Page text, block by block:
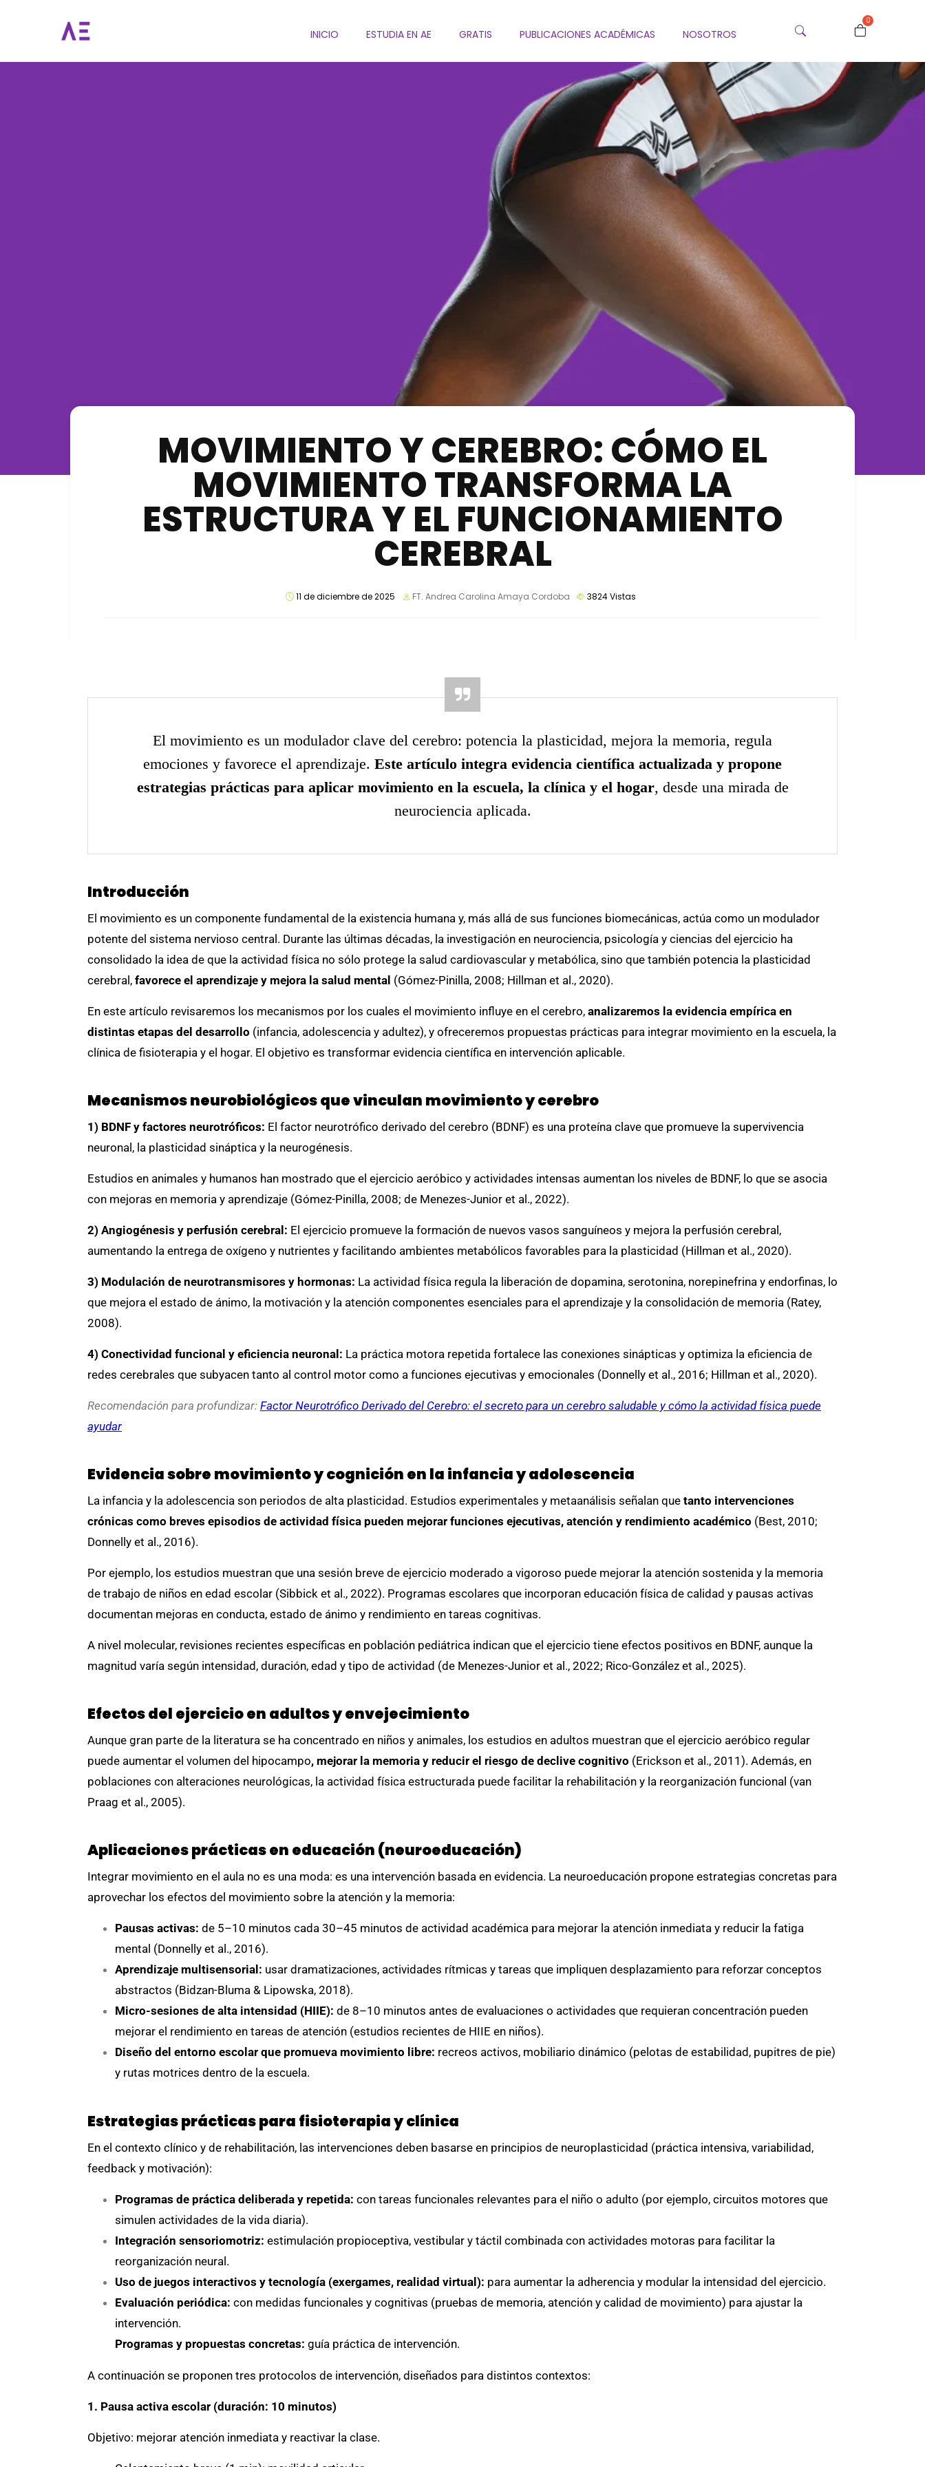
INICIO ESTUDIA EN AE GRATIS PUBLICACIONES ACADÉMICAS NOSOTROS
0
MOVIMIENTO Y CEREBRO: CÓMO EL
MOVIMIENTO TRANSFORMA LA
ESTRUCTURA Y EL FUNCIONAMIENTO
CEREBRAL
11 de diciembre de 2025 FT. Andrea Carolina Amaya Cordoba 3824Vistas
El movimiento es un modulador clave del cerebro: potencia la plasticidad, mejora la memoria, regula
emociones y favorece el aprendizaje. Este artículo integra evidencia científica actualizada y propone
estrategias prácticas para aplicar movimiento en la escuela, la clínica y el hogar, desde una mirada de
neurociencia aplicada.
Introducción
El movimiento es un componente fundamental de la existencia humana y, más allá de sus funciones biomecánicas, actúa como un modulador
potente del sistema nervioso central. Durante las últimas décadas, la investigación en neurociencia, psicología y ciencias del ejercicio ha
consolidado la idea de que la actividad física no sólo protege la salud cardiovascular y metabólica, sino que también potencia la plasticidad
cerebral, favorece el aprendizaje y mejora la salud mental (Gómez-Pinilla, 2008; Hillman et al., 2020).
En este artículo revisaremos los mecanismos por los cuales el movimiento influye en el cerebro, analizaremos la evidencia empírica en
distintas etapas del desarrollo (infancia, adolescencia y adultez), y ofreceremos propuestas prácticas para integrar movimiento en la escuela, la
clínica de fisioterapia y el hogar. El objetivo es transformar evidencia científica en intervención aplicable.
Mecanismos neurobiológicos que vinculan movimiento y cerebro
1) BDNF y factores neurotróficos: El factor neurotrófico derivado del cerebro (BDNF) es una proteína clave que promueve la supervivencia
neuronal, la plasticidad sináptica y la neurogénesis.
Estudios en animales y humanos han mostrado que el ejercicio aeróbico y actividades intensas aumentan los niveles de BDNF, lo que se asocia
con mejoras en memoria y aprendizaje (Gómez-Pinilla, 2008; de Menezes-Junior et al., 2022).
2) Angiogénesis y perfusión cerebral: El ejercicio promueve la formación de nuevos vasos sanguíneos y mejora la perfusión cerebral,
aumentando la entrega de oxígeno y nutrientes y facilitando ambientes metabólicos favorables para la plasticidad (Hillman et al., 2020).
3) Modulación de neurotransmisores y hormonas: La actividad física regula la liberación de dopamina, serotonina, norepinefrina y endorfinas, lo
que mejora el estado de ánimo, la motivación y la atención componentes esenciales para el aprendizaje y la consolidación de memoria (Ratey,
2008).
4) Conectividad funcional y eficiencia neuronal: La práctica motora repetida fortalece las conexiones sinápticas y optimiza la eficiencia de
redes cerebrales que subyacen tanto al control motor como a funciones ejecutivas y emocionales (Donnelly et al., 2016; Hillman et al., 2020).
Recomendación para profundizar: Factor Neurotrófico Derivado del Cerebro: el secreto para un cerebro saludable y cómo la actividad física puede
ayudar
Evidencia sobre movimiento y cognición en la infancia y adolescencia
La infancia y la adolescencia son periodos de alta plasticidad. Estudios experimentales y metaanálisis señalan que tanto intervenciones
crónicas como breves episodios de actividad física pueden mejorar funciones ejecutivas, atención y rendimiento académico (Best, 2010;
Donnelly et al., 2016).
Por ejemplo, los estudios muestran que una sesión breve de ejercicio moderado a vigoroso puede mejorar la atención sostenida y la memoria
de trabajo de niños en edad escolar (Sibbick et al., 2022). Programas escolares que incorporan educación física de calidad y pausas activas
documentan mejoras en conducta, estado de ánimo y rendimiento en tareas cognitivas.
A nivel molecular, revisiones recientes específicas en población pediátrica indican que el ejercicio tiene efectos positivos en BDNF, aunque la
magnitud varía según intensidad, duración, edad y tipo de actividad (de Menezes-Junior et al., 2022; Rico-González et al., 2025).
Efectos del ejercicio en adultos y envejecimiento
Aunque gran parte de la literatura se ha concentrado en niños y animales, los estudios en adultos muestran que el ejercicio aeróbico regular
puede aumentar el volumen del hipocampo, mejorar la memoria y reducir el riesgo de declive cognitivo (Erickson et al., 2011). Además, en
poblaciones con alteraciones neurológicas, la actividad física estructurada puede facilitar la rehabilitación y la reorganización funcional (van
Praag et al., 2005).
Aplicaciones prácticas en educación (neuroeducación)
Integrar movimiento en el aula no es una moda: es una intervención basada en evidencia. La neuroeducación propone estrategias concretas para
aprovechar los efectos del movimiento sobre la atención y la memoria:
Pausas activas: de 5–10 minutos cada 30–45 minutos de actividad académica para mejorar la atención inmediata y reducir la fatiga
mental (Donnelly et al., 2016).
Aprendizaje multisensorial: usar dramatizaciones, actividades rítmicas y tareas que impliquen desplazamiento para reforzar conceptos
abstractos (Bidzan-Bluma & Lipowska, 2018).
Micro-sesiones de alta intensidad (HIIE): de 8–10 minutos antes de evaluaciones o actividades que requieran concentración pueden
mejorar el rendimiento en tareas de atención (estudios recientes de HIIE en niños).
Diseño del entorno escolar que promueva movimiento libre: recreos activos, mobiliario dinámico (pelotas de estabilidad, pupitres de pie)
y rutas motrices dentro de la escuela.
Estrategias prácticas para fisioterapia y clínica
En el contexto clínico y de rehabilitación, las intervenciones deben basarse en principios de neuroplasticidad (práctica intensiva, variabilidad,
feedback y motivación):
Programas de práctica deliberada y repetida: con tareas funcionales relevantes para el niño o adulto (por ejemplo, circuitos motores que
simulen actividades de la vida diaria).
Integración sensoriomotriz: estimulación propioceptiva, vestibular y táctil combinada con actividades motoras para facilitar la
reorganización neural.
Uso de juegos interactivos y tecnología (exergames, realidad virtual): para aumentar la adherencia y modular la intensidad del ejercicio.
Evaluación periódica: con medidas funcionales y cognitivas (pruebas de memoria, atención y calidad de movimiento) para ajustar la
intervención.
Programas y propuestas concretas: guía práctica de intervención.
A continuación se proponen tres protocolos de intervención, diseñados para distintos contextos:
1. Pausa activa escolar (duración: 10 minutos)
Objetivo: mejorar atención inmediata y reactivar la clase.